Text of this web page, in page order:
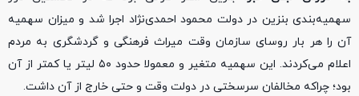
سهمیه‌بندی بنزین در دولت محمود احمدی‌نژاد اجرا شد و میزان سهمیه
آن را هر بار روسای سازمان وقت میراث فرهنگی و گردشگری به مردم
اعلام می‌کردند. این سهمیه متغیر و معمولا حدود ۵۰ لیتر یا کمتر از آن
بود؛ چراکه مخالفان سرسختی در دولت وقت و حتی خارج از آن داشت.